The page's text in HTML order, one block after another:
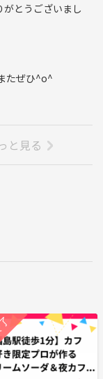
とうございまし
たぜひ^o^
と見る